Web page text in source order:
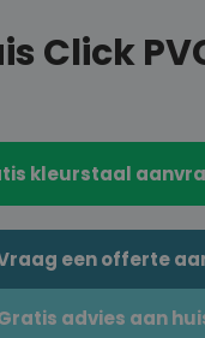
Click
kleurstaal
een offerte
advies aan